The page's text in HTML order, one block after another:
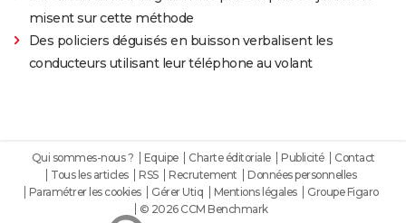
misent sur cette méthode
Des policiers déguisés en buisson verbalisent les
conducteurs utilisant leur téléphone au volant
Qui sommes-nous ? Equipe Charte éditoriale Publicité
Contact
Tous les articles
RSS Recrutement
Données personnelles
Paramétrer les cookies
Gérer Utiq Mentions légales
Groupe Figaro
© 2026 CCM Benchmark